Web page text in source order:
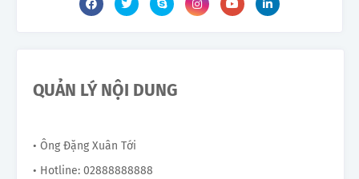
QUẢN LÝ NỘI DUNG
• Ông Đặng Xuân Tới
• Hotline: 02888888888